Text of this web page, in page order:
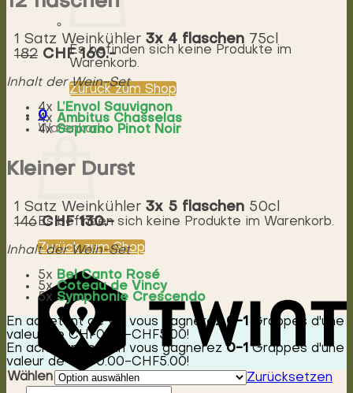
Es befinden sich keine Produkte im
Warenkorb.
Zurück zum Shop
0
Warenkorb
Es befinden sich keine Produkte im Warenkorb.
Zurück zum Shop
1 Satz Weinkühler 3x 4 flaschen 75cl
182 CHF 160.-
Inhalt der Wein-Set
4x L’Envol Sauvignon
4x Ambitus Chasselas
4xSoprano Pinot Noir
Kleiner Durst
1 Satz Weinkühler 3x 5 flaschen 50cl
146 CHF 130.-
Inhalt der Wein-Set
5x Bel Canto Rosé
5xCoteau de Vincy
5x Symphonie Crescendo
En achetant ce vin vous gagnerez0-1
Grappes d'une
valeur de CHF0.00 -CHF5.00!
En achetant ce vin vous gagnerez0-1 Grappes d'une
valeur deCHF0.00-CHF5.00!
Wählen
Zurücksetzen